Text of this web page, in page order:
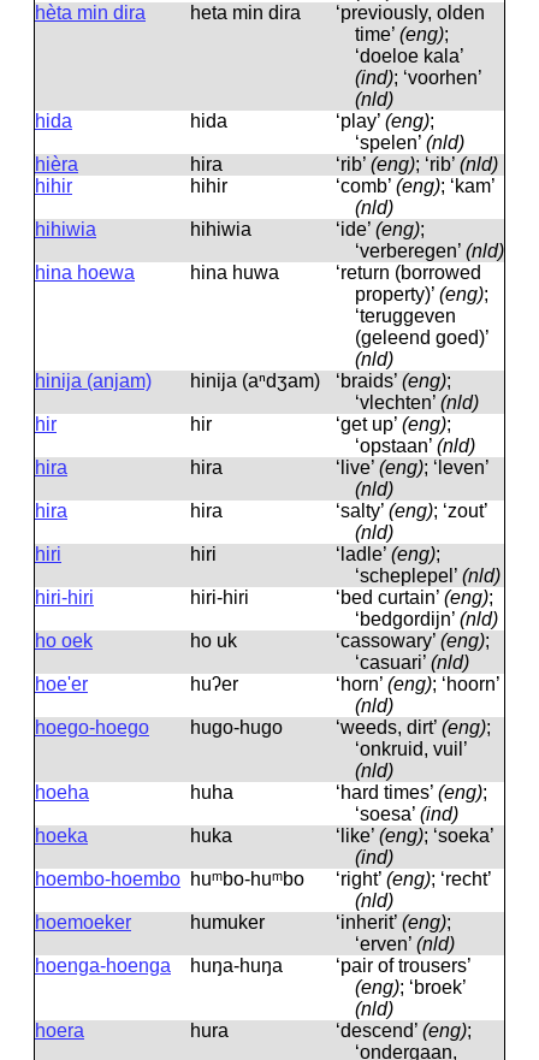
hèta min dira
heta min dira
‘previously, olden
time’ (eng);
‘doeloe kala’
(ind); ‘voorhen’
(nld)
hida
hida ‘play’ (eng);
‘spelen’ (nld)
hièra
hira ‘rib’ (eng); ‘rib’ (nld)
hihir
hihir ‘comb’ (eng); ‘kam’
(nld)
hihiwia
hihiwia ‘ide’ (eng);
‘verberegen’ (nld)
hina hoewa
hina huwa
‘return (borrowed
property)’ (eng);
‘teruggeven
(geleend goed)’
(nld)
hinija (anjam)
hinija (aⁿdʒam) ‘braids’ (eng);
‘vlechten’ (nld)
hir
hir ‘get up’ (eng);
‘opstaan’ (nld)
hira
hira ‘live’ (eng); ‘leven’
(nld)
hira
hira ‘salty’ (eng); ‘zout’
(nld)
hiri
hiri ‘ladle’ (eng);
‘scheplepel’ (nld)
hiri-hiri
hiri-hiri ‘bed curtain’ (eng);
‘bedgordijn’ (nld)
ho oek
ho uk ‘cassowary’ (eng);
‘casuari’ (nld)
hoe'er
huʔer ‘horn’ (eng); ‘hoorn’
(nld)
hoego-hoego
hugo-hugo ‘weeds, dirt’ (eng);
‘onkruid, vuil’
(nld)
hoeha
huha ‘hard times’ (eng);
‘soesa’ (ind)
hoeka
huka ‘like’ (eng); ‘soeka’
(ind)
hoembo-hoembo huᵐbo-huᵐbo ‘right’ (eng); ‘recht’
(nld)
hoemoeker
humuker ‘inherit’ (eng);
‘erven’ (nld)
hoenga-hoenga
huŋa-huŋa
‘pair of trousers’
(eng); ‘broek’
(nld)
hoera
hura ‘descend’ (eng);
‘ondergaan,